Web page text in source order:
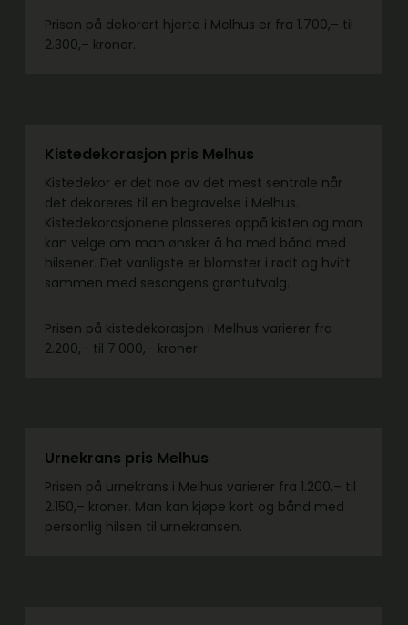
Prisen på dekorert hjerte i Melhus er fra 1.700,– til
2.300,– kroner.
Kistedekorasjon pris Melhus
Kistedekor er det noe av det mest sentrale når
det dekoreres til en begravelse i Melhus.
Kistedekorasjonene plasseres oppå kisten og man
kan velge om man ønsker å ha med bånd med
hilsener. Det vanligste er blomster i rødt og hvitt
sammen med sesongens grøntutvalg.
Prisen på kistedekorasjon i Melhus varierer fra
2.200,– til 7.000,– kroner.
Urnekrans pris Melhus
Prisen på urnekrans i Melhus varierer fra 1.200,– til
2.150,– kroner. Man kan kjøpe kort og bånd med
personlig hilsen til urnekransen.